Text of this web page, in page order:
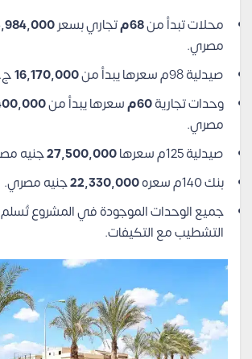
محلات تبدأ من
تجاري بسعر
مصري.
صيدلية 98م سعرها يبدأ من
16,170,000ج.
وحدات تجارية60م سعرها يبدأ من
مصري.
صيدلية 125م سعرها
جنيه
بنك 140م سعره
22,330,000جنيه مصري.
جميع الوحدات الموجودة في المشروع
التشطيب مع التكيفات.